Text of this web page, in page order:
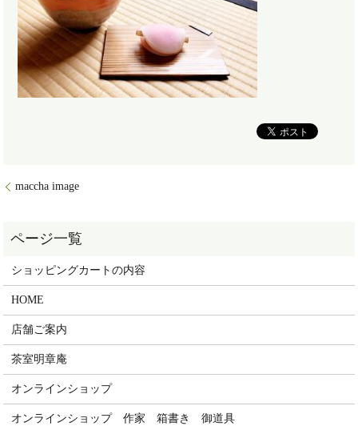
maccha image
ショッピングカートの内容
HOME
店舗ご案内
茶室明章庵
オンラインショップ
オンラインショップ 作家 箱書き 御道具